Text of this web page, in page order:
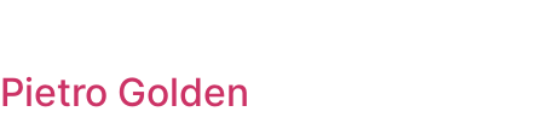
Pietro Golden